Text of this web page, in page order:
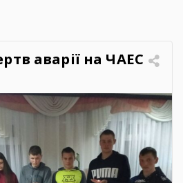
Сучасна концепція
вийшла за межі […]
аварії на ЧАЕС